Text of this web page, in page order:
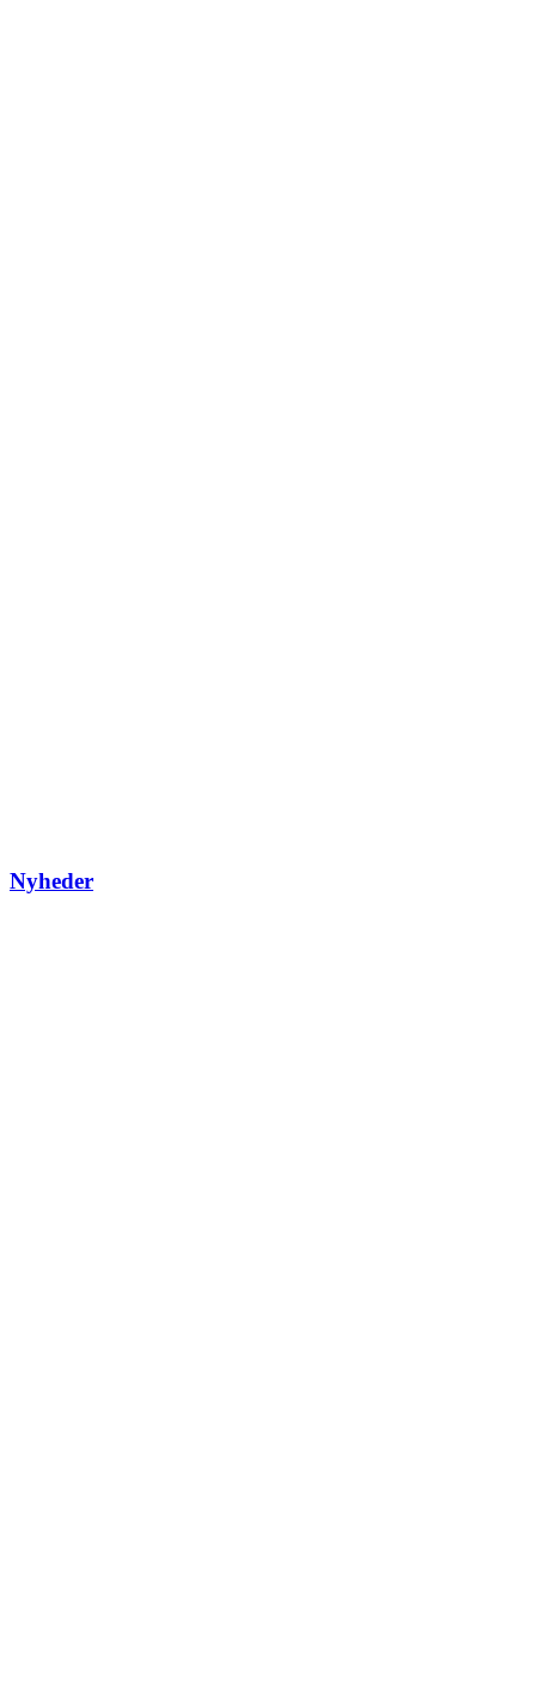
Nyheder